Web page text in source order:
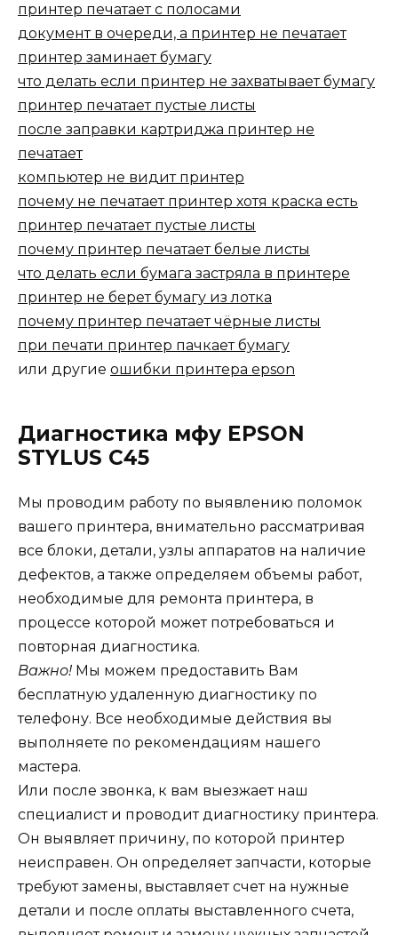
принтер печатает с полосами
документ в очереди, а принтер не печатает
принтер заминает бумагу
что делать если принтер не захватывает бумагу
принтер печатает пустые листы
после заправки картриджа принтер не
печатает
компьютер не видит принтер
почему не печатает принтер хотя краска есть
принтер печатает пустые листы
почему принтер печатает белые листы
что делать если бумага застряла в принтере
принтер не берет бумагу из лотка
почему принтер печатает чёрные листы
при печати принтер пачкает бумагу
или другие ошибки принтера epson
Диагностика мфу EPSON
STYLUS C45
Мы проводим работу по выявлению поломок
вашего принтера, внимательно рассматривая
все блоки, детали, узлы аппаратов на наличие
дефектов, а также определяем объемы работ,
необходимые для ремонта принтера, в
процессе которой может потребоваться и
повторная диагностика.
Важно! Мы можем предоставить Вам
бесплатную удаленную диагностику по
телефону. Все необходимые действия вы
выполняете по рекомендациям нашего
мастера.
Или после звонка, к вам выезжает наш
специалист и проводит диагностику принтера.
Он выявляет причину, по которой принтер
неисправен. Он определяет запчасти, которые
требуют замены, выставляет счет на нужные
детали и после оплаты выставленного счета,